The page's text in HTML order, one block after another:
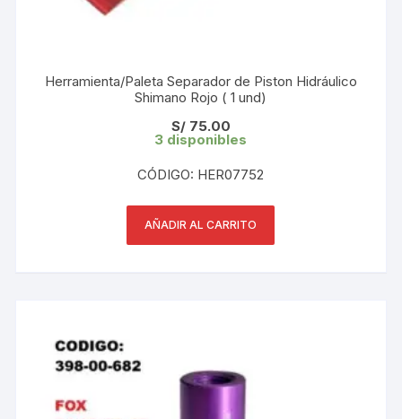
Herramienta/Paleta Separador de Piston Hidráulico
Shimano Rojo ( 1 und)
S/75.00
3 disponibles
CÓDIGO: HER07752
AÑADIR AL CARRITO